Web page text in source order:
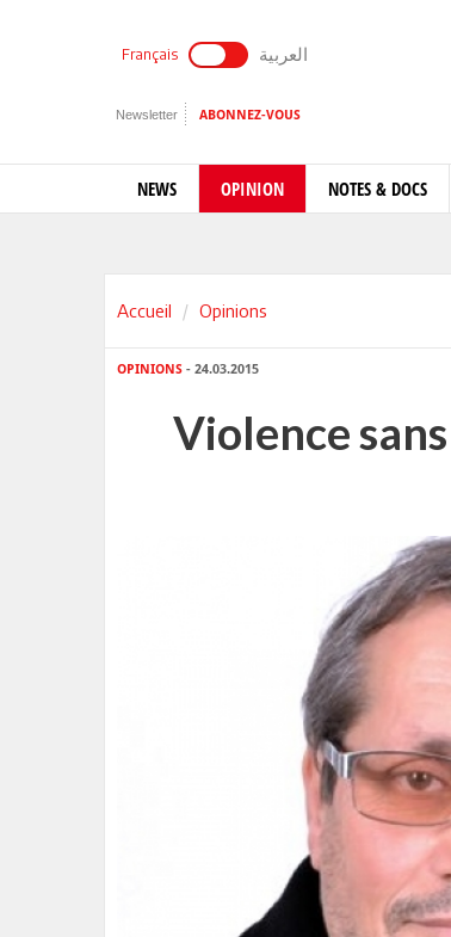
Français العربية
Newsletter ABONNEZ-VOUS
NEWS OPINION NOTES & DOCS
Accueil Opinions
OPINIONS - 24.03.2015
Violence